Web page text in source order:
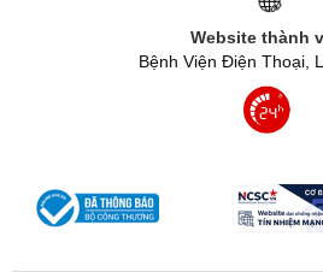
Website thành
Bệnh Viện Điện Thoại,